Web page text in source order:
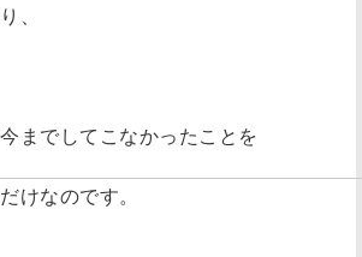
、
までしてこなかったことを
けなのです。